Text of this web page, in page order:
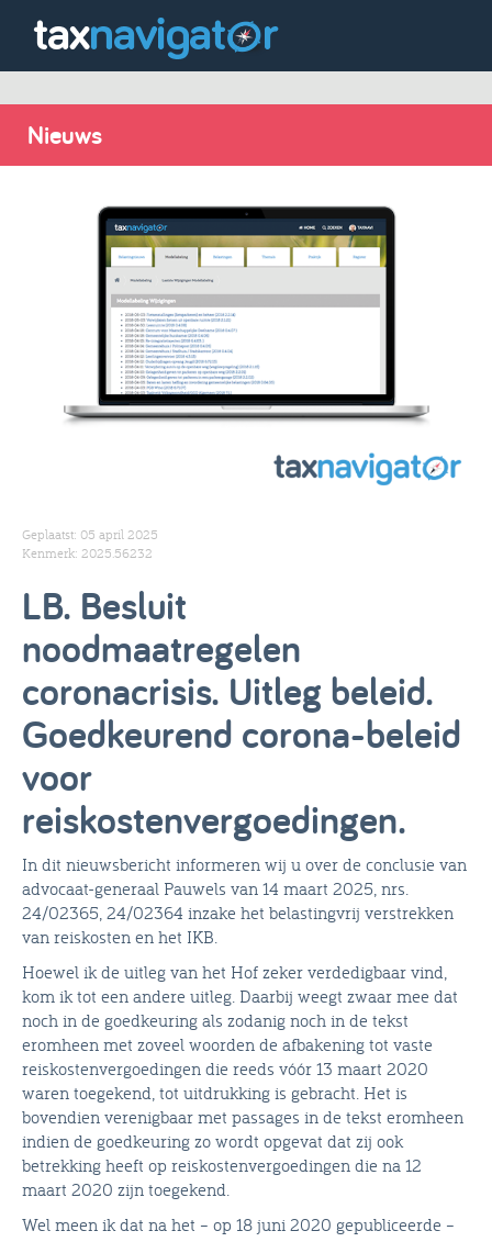
Nieuws
Geplaatst: 05 april 2025
Kenmerk: 2025.56232
LB. Besluit
noodmaatregelen
coronacrisis. Uitleg beleid.
Goedkeurend corona-beleid
voor
reiskostenvergoedingen.
In dit nieuwsbericht informeren wij u over de conclusie van
advocaat-generaal Pauwels van 14 maart 2025, nrs.
24/02365, 24/02364 inzake het belastingvrij verstrekken
van reiskosten en het IKB.
Hoewel ik de uitleg van het Hof zeker verdedigbaar vind,
kom ik tot een andere uitleg. Daarbij weegt zwaar mee dat
noch in de goedkeuring als zodanig noch in de tekst
eromheen met zoveel woorden de afbakening tot vaste
reiskostenvergoedingen die reeds vóór 13 maart 2020
waren toegekend, tot uitdrukking is gebracht. Het is
bovendien verenigbaar met passages in de tekst eromheen
indien de goedkeuring zo wordt opgevat dat zij ook
betrekking heeft op reiskostenvergoedingen die na 12
maart 2020 zijn toegekend.
Wel meen ik dat na het – op 18 juni 2020 gepubliceerde –